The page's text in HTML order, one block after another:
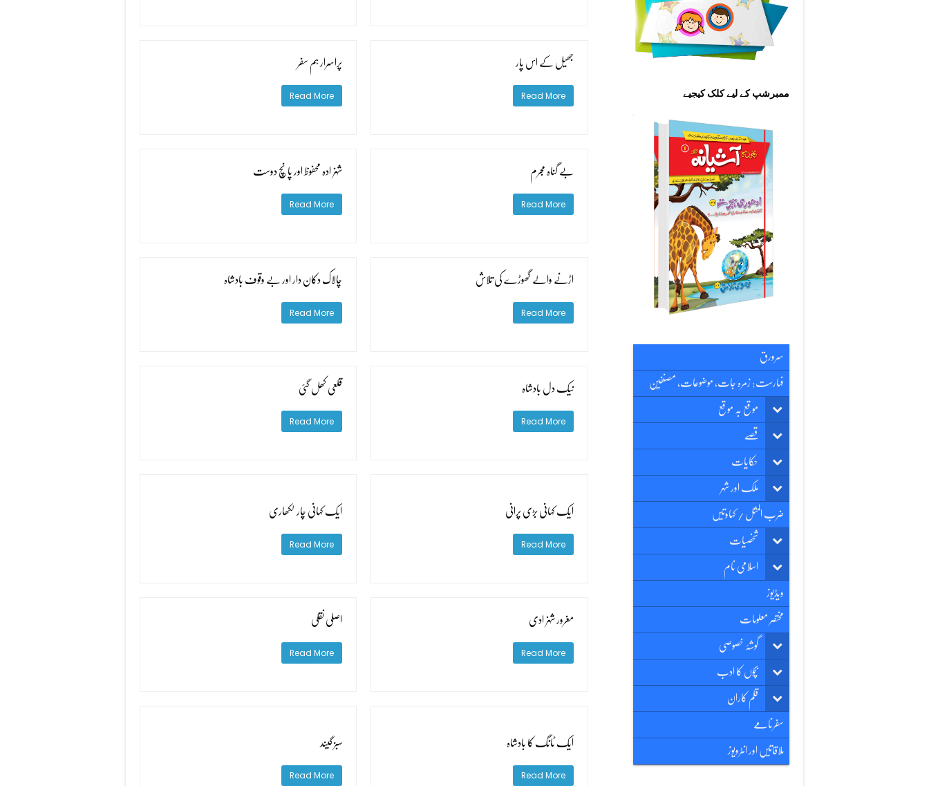
جھیل کے اس پار
Read More
پراسرار ہم سفر
Read More
بے گناہ مجرم
Read More
شہزادہ محفوظ اور پانچ دوست
Read More
اڑنے والے گھوڑے کی تلاش
Read More
چالاک دکان دار اور بے وقوف بادشاہ
Read More
نیک دل بادشاہ
Read More
قلعی کھل گئی
Read More
ایک کہانی بڑی پرانی
Read More
ایک کہانی چار لکھاری
Read More
مغرور شہزادی
Read More
اصلی نقلی
Read More
ایک ٹانگ کا بادشاہ
Read More
سبز گیند
Read More
ممبرشپ کے لیے کلک کیجیے
سرورق
فہارست: زمرہ جات، موضوعات، مصنفین
موقع بہ موقع
قصّے
حکایات
ملک اور شہر
ضرب المثل / کہاوتیں
شخصیات
اسلامی نام
ویڈیوز
مختصر معلومات
گوشۂ خصوصی
بچوں کا ادب
قلم کاران
سفرنامے
ملاقاتیں اور انٹرویوز